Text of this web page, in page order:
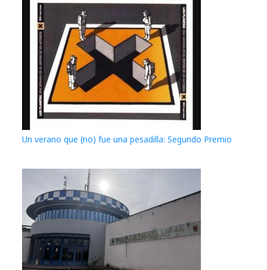
Un verano que (no) fue una pesadilla: Segundo Premio